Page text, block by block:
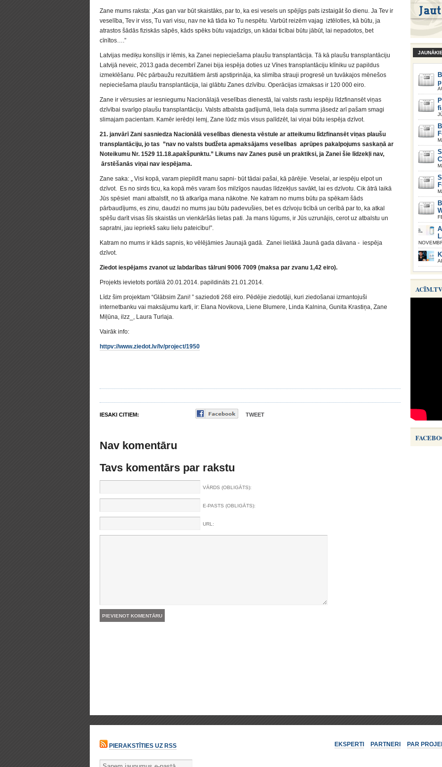
Zane mums raksta: „Kas gan var būt skaistāks, par to, ka esi vesels un spējīgs pats izstaigāt šo dienu. Ja Tev ir
veselība, Tev ir viss, Tu vari visu, nav ne kā tāda ko Tu nespētu. Varbūt reizēm vajag iztēloties, kā būtu, ja
atrastos šādās fiziskās sāpēs, kāds spēks būtu vajadzīgs, un kādai ticībai būtu jābūt, lai nepadotos, bet
cīnītos….”
Latvijas mediķu konsīlijs ir lēmis, ka Zanei nepieciešama plaušu transplantācija. Tā kā plaušu transplantāciju
Latvijā neveic, 2013.gada decembrī Zanei bija iespēja doties uz Vīnes transplantāciju klīniku uz papildus
izmeklēšanu. Pēc pārbaužu rezultātiem ārsti apstiprināja, ka slimība strauji progresē un tuvākajos mēnešos
nepieciešama plaušu transplantācija, lai glābtu Zanes dzīvību. Operācijas izmaksas ir 120 000 eiro.
Zane ir vērsusies ar iesniegumu Nacionālajā veselības dienestā, lai valsts rastu iespēju līdzfinansēt viņas
dzīvībai svarīgo plaušu transplantāciju. Valsts atbalsta gadījumā, liela daļa summa jāsedz arī pašam smagi
slimajam pacientam. Kamēr ierēdņi lemj, Zane lūdz mūs visus palīdzēt, lai viņai būtu iespēja dzīvot.
21. janvārī Zani sasniedza Nacionālā veselības dienesta vēstule ar atteikumu līdzfinansēt viņas plaušu
transplantāciju, jo tas ”nav no valsts budžeta apmaksājams veselības aprūpes pakalpojums saskaņā ar
Noteikumu Nr. 1529 11.18.apakšpunktu.” Likums nav Zanes pusē un praktiksi, ja Zanei šie līdzekļi nav,
ārstēšanās viņai nav iespējama.
Zane saka: „ Visi kopā, varam piepildīt manu sapni- būt tādai pašai, kā pārējie. Veselai, ar iespēju elpot un
dzīvot. Es no sirds ticu, ka kopā mēs varam šos milzīgos naudas līdzekļus savākt, lai es dzīvotu. Cik ātrā laikā
Jūs spēsiet mani atbalstīt, no tā atkarīga mana nākotne. Ne katram no mums būtu pa spēkam šāds
pārbaudījums, es zinu, daudzi no mums jau būtu padevušies, bet es dzīvoju ticībā un cerībā par to, ka atkal
spēšu darīt visas šīs skaistās un vienkāršās lietas pati. Ja mans lūgums, ir Jūs uzrunājis, cerot uz atbalstu un
sapratni, jau iepriekš saku lielu pateicību!”.
Katram no mums ir kāds sapnis, ko vēlējāmies Jaunajā gadā. Zanei lielākā Jaunā gada dāvana - iespēja
dzīvot.
Ziedot iespējams zvanot uz labdarības tālruni 9006 7009 (maksa par zvanu 1,42 eiro).
Projekts ievietots portālā 20.01.2014. papildināts 21.01.2014.
Līdz šim projektam “Glābsim Zani! ” saziedoti 268 eiro. Pēdējie ziedotāji, kuri ziedošanai izmantojuši
internetbanku vai maksājumu karti, ir: Elana Novikova, Liene Blumere, Linda Kalnina, Gunita Krastiņa, Zane
Miļūna, ilzz_, Laura Turlaja.
Vairāk info:
httpv://www.ziedot.lv/lv/project/1950
IESAKI CITIEM: TWEET
Nav komentāru
Tavs komentārs par rakstu
VĀRDS (OBLIGĀTS):
E-PASTS (OBLIGĀTS):
URL:
ACĪM.TV
PIERAKSTĪTIES UZ RSS EKSPERTI PARTNERI PAR